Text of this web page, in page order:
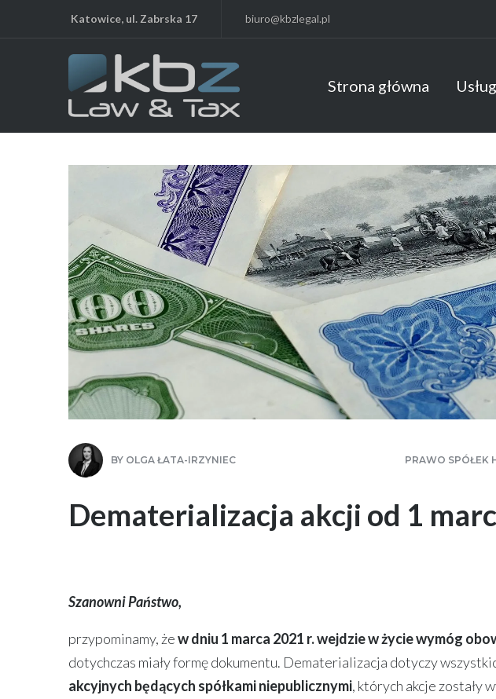
Katowice, ul. Zabrska 17 biuro@kbzlegal.pl
Strona główna
BY OLGA ŁATA-IRZYNIEC PRAWO SPÓŁEK
Dematerializacja akcji od 1
Szanowni Państwo,
przypominamy, żew dniu 1 marca 2021 r.wejdzie w życie wymóg
dotychczas miały formę dokumentu. Dematerializacja dotyczy
akcyjnych będących spółkami niepublicznymi, których akcje zostały